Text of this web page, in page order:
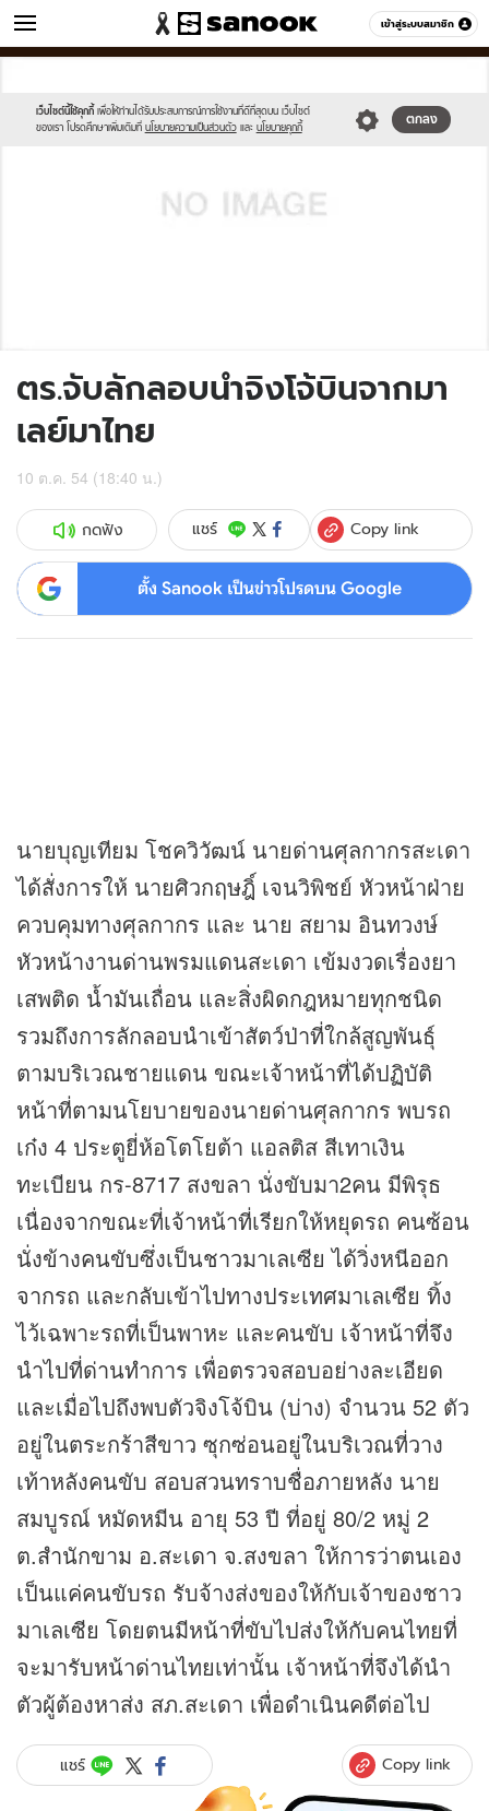
เข้าสู่ระบบสมาชิก
ข่าว หมวดอื่นๆ
เว็บไซต์นี้ใช้คุกกี้ เพื่อให้ท่านได้รับประสบการณ์การใช้งานที่ดีที่สุดบน เว็บไซต์
ของเรา โปรดศึกษาเพิ่มเติมที่ นโยบายความเป็นส่วนตัว และ นโยบายคุกกี้
ตกลง
sanook.png
image.jpg
ตร.จับลักลอบนำจิงโจ้บินจากมา
เลย์มาไทย
10 ต.ค. 54 (18:40 น.)
กดฟัง แชร์ Copy link
ตั้ง Sanook เป็นข่าวโปรดบน Google
นายบุญเทียม โชควิวัฒน์ นายด่านศุลกากรสะเดา
ได้สั่งการให้ นายศิวกฤษฎิ์ เจนวิพิชย์ หัวหน้าฝ่าย
ควบคุมทางศุลกากร และ นาย สยาม อินทวงษ์
หัวหน้างานด่านพรมแดนสะเดา เข้มงวดเรื่องยา
เสพติด น้ำมันเถื่อน และสิ่งผิดกฎหมายทุกชนิด
รวมถึงการลักลอบนำเข้าสัตว์ป่าที่ใกล้สูญพันธุ์
ตามบริเวณชายแดน ขณะเจ้าหน้าที่ได้ปฏิบัติ
หน้าที่ตามนโยบายของนายด่านศุลกากร พบรถ
เก๋ง 4 ประตูยี่ห้อโตโยต้า แอลติส สีเทาเงิน
ทะเบียน กร-8717 สงขลา นั่งขับมา2คน มีพิรุธ
เนื่องจากขณะที่เจ้าหน้าที่เรียกให้หยุดรถ คนซ้อน
นั่งข้างคนขับซึ่งเป็นชาวมาเลเซีย ได้วิ่งหนีออก
จากรถ และกลับเข้าไปทางประเทศมาเลเซีย ทิ้ง
ไว้เฉพาะรถที่เป็นพาหะ และคนขับ เจ้าหน้าที่จึง
นำไปที่ด่านทำการ เพื่อตรวจสอบอย่างละเอียด
และเมื่อไปถึงพบตัวจิงโจ้บิน (บ่าง) จำนวน 52 ตัว
อยู่ในตระกร้าสีขาว ซุกซ่อนอยู่ในบริเวณที่วาง
เท้าหลังคนขับ สอบสวนทราบชื่อภายหลัง นาย
สมบูรณ์ หมัดหมีน อายุ 53 ปี ที่อยู่ 80/2 หมู่ 2
ต.สำนักขาม อ.สะเดา จ.สงขลา ให้การว่าตนเอง
เป็นแค่คนขับรถ รับจ้างส่งของให้กับเจ้าของชาว
มาเลเซีย โดยตนมีหน้าที่ขับไปส่งให้กับคนไทยที่
จะมารับหน้าด่านไทยเท่านั้น เจ้าหน้าที่จึงได้นำ
ตัวผู้ต้องหาส่ง สภ.สะเดา เพื่อดำเนินคดีต่อไป
แชร์ Copy link